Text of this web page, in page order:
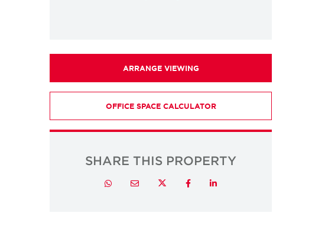
ARRANGE VIEWING
OFFICE SPACE CALCULATOR
SHARE THIS PROPERTY
LinkedIn
Facebook
Twitter
Email
Whatsapp